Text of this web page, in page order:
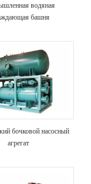
водяная
башня
бочковой насосный
агрегат